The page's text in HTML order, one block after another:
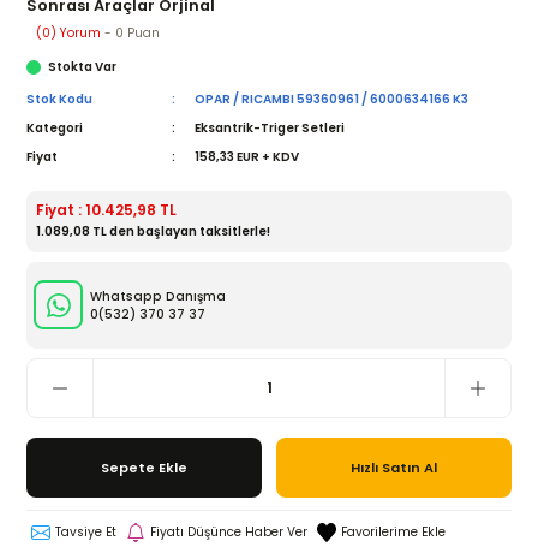
Sonrası Araçlar Orjinal
(0) Yorum - 0 Puan
Stokta Var
Stok Kodu
OPAR / RICAMBI 59360961 / 6000634166 K3
Kategori
Eksantrik-Triger Setleri
Fiyat
158,33 EUR + KDV
Fiyat : 10.425,98 TL
1.089,08 TL den başlayan taksitlerle!
Whatsapp Danışma
0(532) 370 37 37
Sepete Ekle Hızlı Satın Al
Tavsiye Et Fiyatı Düşünce Haber Ver